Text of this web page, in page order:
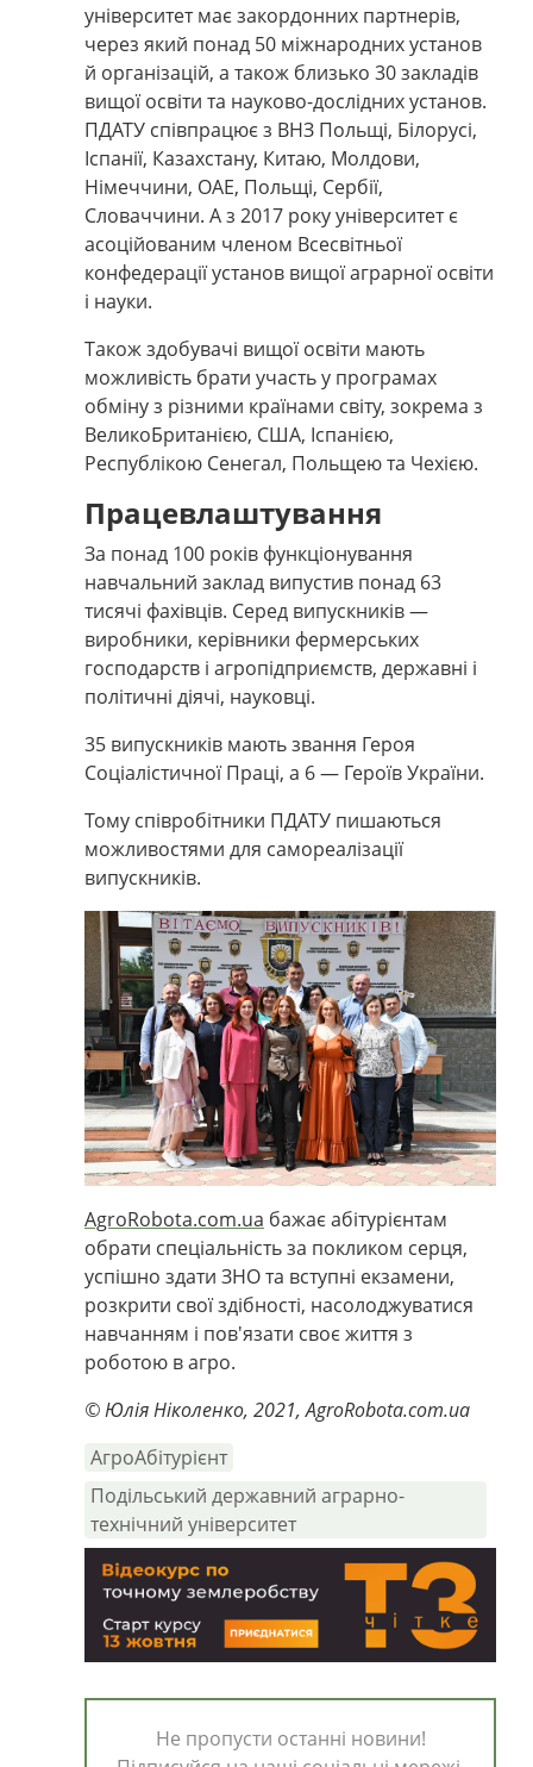
університет має закордонних партнерів,
через який понад 50 міжнародних установ
й організацій, а також близько 30 закладів
вищої освіти та науково-дослідних установ.
ПДАТУ співпрацює з ВНЗ Польщі, Білорусі,
Іспанії, Казахстану, Китаю, Молдови,
Німеччини, ОАЕ, Польщі, Сербії,
Словаччини. А з 2017 року університет є
асоційованим членом Всесвітньої
конфедерації установ вищої аграрної освіти
і науки.
Також здобувачі вищої освіти мають
можливість брати участь у програмах
обміну з різними країнами світу, зокрема з
ВеликоБританією, США, Іспанією,
Республікою Сенегал, Польщею та Чехією.
Працевлаштування
За понад 100 років функціонування
навчальний заклад випустив понад 63
тисячі фахівців. Серед випускників—
виробники, керівники фермерських
господарств і агропідприємств, державні і
політичні діячі, науковці.
35 випускників мають звання Героя
Соціалістичної Праці, а 6— Героїв України.
Тому співробітники ПДАТУ пишаються
можливостями для самореалізації
випускників.
AgroRobota.com.ua бажає абітурієнтам
обрати спеціальність за покликом серця,
успішно здати ЗНО та вступні екзамени,
розкрити свої здібності, насолоджуватися
навчанням і пов'язати своє життя з
роботою в агро.
© Юлія Ніколенко, 2021, AgroRobota.com.ua
АгроАбітурієнт
Подільський державний аграрно-
технічний університет
Не пропусти останні новини!